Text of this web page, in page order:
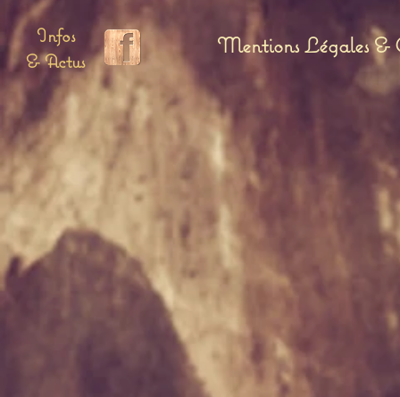
Infos
& Actus
Mentions Légales &